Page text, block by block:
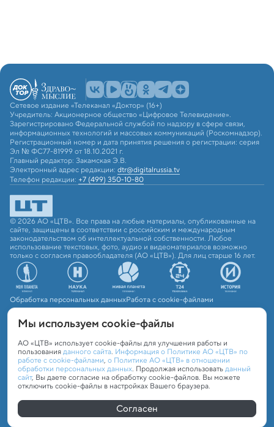
Сетевое издание «Телеканал «Доктор» (16+)
Учредитель: Акционерное общество «Цифровое Телевидение».
Зарегистрировано Федеральной службой по надзору в сфере связи,
информационных технологий и массовых коммуникаций (Роскомнадзор).
Регистрационный номер и дата принятия решения о регистрации: серия
Эл № ФС77-81999 от 18.10.2021 г.
Главный редактор: Закамская Э.В.
Электронный адрес редакции: dtr@digitalrussia.tv
Телефон редакции: +7 (499) 350-10-80
© 2026 АО «ЦТВ». Все права на любые материалы, опубликованные на
сайте, защищены в соответствии с российским и международным
законодательством об интеллектуальной собственности. Любое
использование текстовых, фото, аудио и видеоматериалов возможно
только с согласия правообладателя (АО «ЦТВ»). Для лиц старше 16 лет.
Обработка персональных данныхРабота с cookie-файлами
Мы используем сookie-файлы
АО «ЦТВ» использует cookie-файлы для улучшения работы и
пользованияданного сайта. Информация о Политике АО «ЦТВ» по
работе с cookie-файлами, о Политике АО «ЦТВ» в отношении
обработки персональных данных. Продолжая использоватьданный
сайт, Вы даете согласие на обработку cookie-файлов. Вы можете
отключить cookie-файлы в настройках Вашего браузера.
Согласен